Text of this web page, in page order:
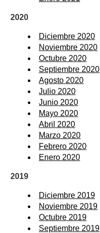
2020
Diciembre 2020
Noviembre 2020
Octubre 2020
Septiembre 2020
Agosto 2020
Julio 2020
Junio 2020
Mayo 2020
Abril 2020
Marzo 2020
Febrero 2020
Enero 2020
2019
Diciembre 2019
Noviembre 2019
Octubre 2019
Septiembre 2019